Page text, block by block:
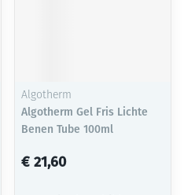
Algotherm
Algotherm Gel Fris Lichte
Benen Tube 100ml
€ 21,60